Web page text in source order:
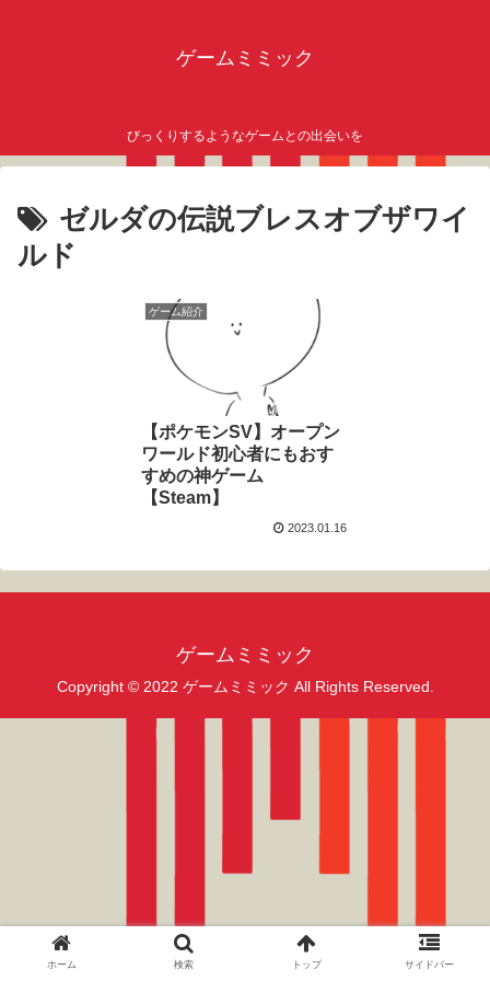
ゲームミミック
びっくりするようなゲームとの出会いを
ゼルダの伝説ブレスオブザワイ
ルド
ゲーム紹介
【ポケモンSV】オープン
ワールド初心者にもおす
すめの神ゲーム
【Steam】
2023.01.16
ゲームミミック
Copyright © 2022 ゲームミミック All Rights Reserved.
ホーム 検索 トップ サイドバー